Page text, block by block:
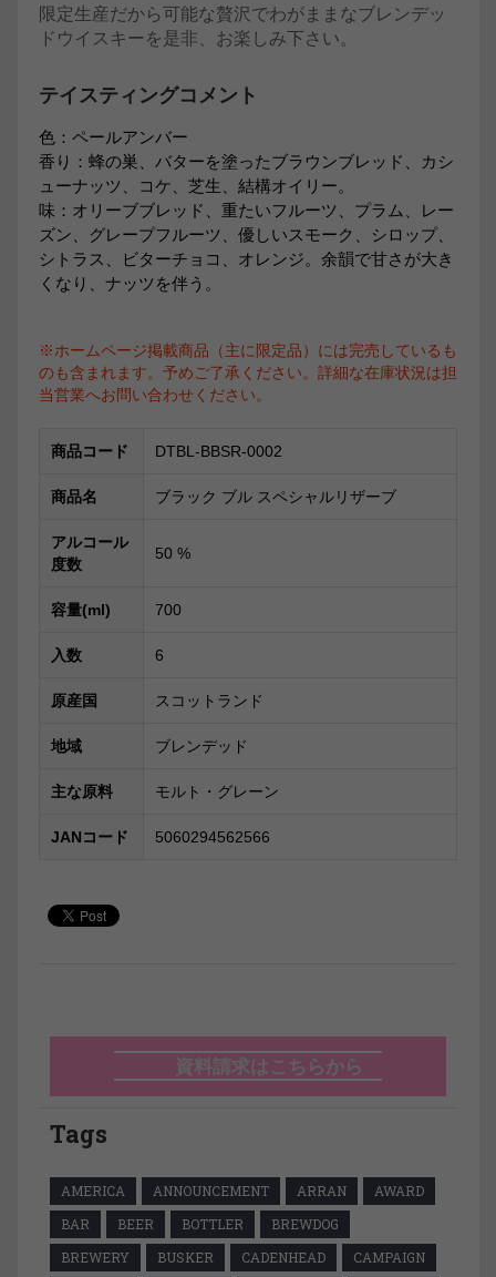
限定生産だから可能な贅沢でわがままなブレンデッ
ドウイスキーを是非、お楽しみ下さい。
テイスティングコメント
色：ペールアンバー
香り：蜂の巣、バターを塗ったブラウンブレッド、カシ
ューナッツ、コケ、芝生、結構オイリー。
味：オリーブブレッド、重たいフルーツ、プラム、レー
ズン、グレープフルーツ、優しいスモーク、シロップ、
シトラス、ビターチョコ、オレンジ。余韻で甘さが大き
くなり、ナッツを伴う。
※ホームページ掲載商品（主に限定品）には完売しているも
のも含まれます。予めご了承ください。詳細な在庫状況は担
当営業へお問い合わせください。
商品コード DTBL-BBSR-0002
商品名 ブラック ブル スペシャルリザーブ
アルコール
度数
50 %
容量(ml) 700
入数 6
原産国 スコットランド
地域 ブレンデッド
主な原料 モルト・グレーン
JANコード 5060294562566
資料請求はこちらから
Tags
AMERICA ANNOUNCEMENT ARRAN
AWARD
BAR
BEER BOTTLER
BREWDOG
BREWERY
BUSKER CADENHEAD
CAMPAIGN